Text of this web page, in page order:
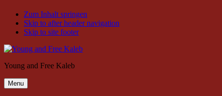
Zum Inhalt springen
Skip to after header navigation
Skip to site footer
Young and Free Kaleb
Menu